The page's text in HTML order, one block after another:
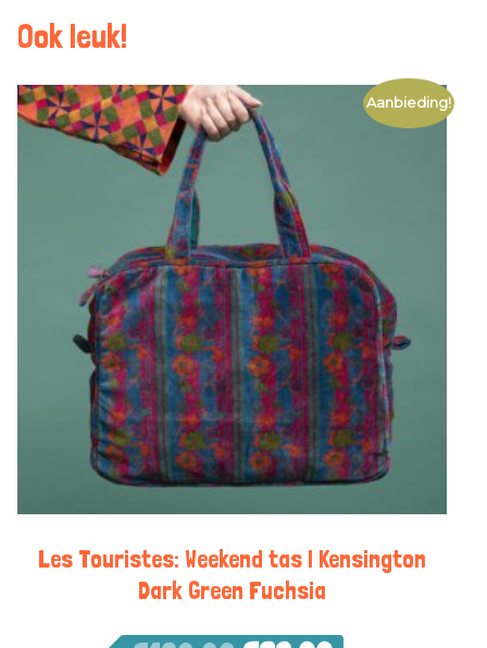
Ook leuk!
Aanbieding!
Les Touristes: Weekend tas | Kensington
Dark Green Fuchsia